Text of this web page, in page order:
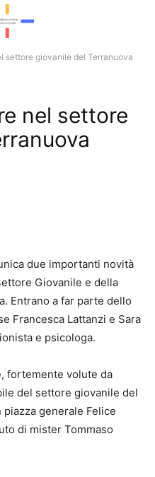
settore giovanile del Terranuova
nel settore
due importanti novità
Giovanile e della
Entrano a far parte dello
Francesca Lattanzi e Sara
e psicologa.
fortemente volute da
del settore giovanile del
generale Felice
di mister Tommaso